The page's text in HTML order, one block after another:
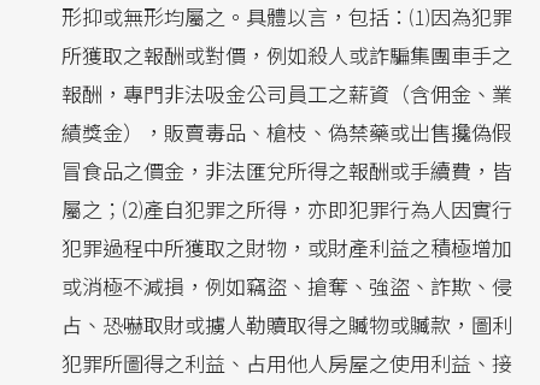
形抑或無形均屬之。具體以言，包括：⑴因為犯罪
所獲取之報酬或對價，例如殺人或詐騙集團車手之
報酬，專門非法吸金公司員工之薪資（含佣金、業
績獎金），販賣毒品、槍枝、偽禁藥或出售攙偽假
冒食品之價金，非法匯兌所得之報酬或手續費，皆
屬之；⑵產自犯罪之所得，亦即犯罪行為人因實行
犯罪過程中所獲取之財物，或財產利益之積極增加
或消極不減損，例如竊盜、搶奪、強盜、詐欺、侵
占、恐嚇取財或擄人勒贖取得之贓物或贓款，圖利
犯罪所圖得之利益、占用他人房屋之使用利益、接